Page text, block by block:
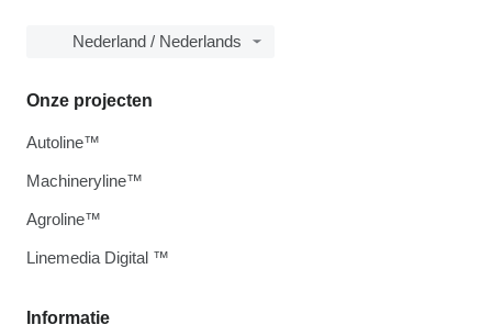
Nederland / Nederlands
Informatie
Onze projecten
Autoline™
Machineryline™
Agroline™
Linemedia Digital ™